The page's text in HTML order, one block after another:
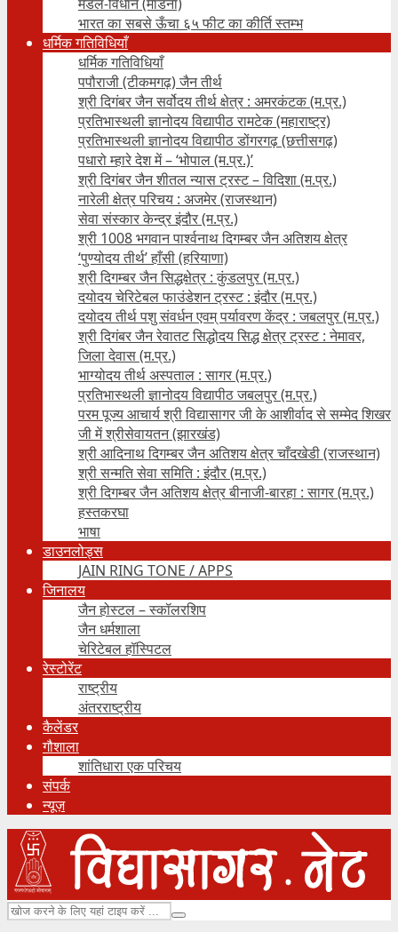
भारत का सबसे ऊँचा ६५ फीट का कीर्ति स्तम्भ
धर्मिक गतिविधियाँ
धर्मिक गतिविधियाँ
पपौराजी (टीकमगढ़) जैन तीर्थ
श्री दिगंबर जैन सर्वोदय तीर्थ क्षेत्र : अमरकंटक (म.प्र.)
प्रतिभास्थली ज्ञानोदय विद्यापीठ रामटेक (महाराष्ट्र)
प्रतिभास्थली ज्ञानोदय विद्यापीठ डोंगरगढ़ (छत्तीसगढ़)
पधारो म्हारे देश में – ‘भोपाल (म.प्र.)’
श्री दिगंबर जैन शीतल न्यास ट्रस्ट – विदिशा (म.प्र.)
नारेली क्षेत्र परिचय : अजमेर (राजस्थान)
सेवा संस्कार केन्द्र इंदौर (म.प्र.)
श्री 1008 भगवान पार्श्वनाथ दिगम्बर जैन अतिशय क्षे‍त्र
‘पुण्योदय तीर्थ’ हाँसी (हरियाणा)
श्री दिगम्बर जैन सिद्धक्षेत्र : कुंडलपुर (म.प्र.)
दयोदय चेरिटेबल फाउंडेशन ट्रस्ट : इंदौर (म.प्र.)
दयोदय तीर्थ पशु संवर्धन एवम्‌ पर्यावरण केंद्र : जबलपुर (म.प्र.)
श्री दिगंबर जैन रेवातट सिद्धोदय सिद्ध क्षेत्र ट्रस्ट : नेमावर,
जिला देवास (म.प्र.)
भाग्योदय तीर्थ अस्पताल : सागर (म.प्र.)
प्रतिभास्थली ज्ञानोदय विद्यापीठ जबलपुर (म.प्र.)
परम पूज्य आचार्य श्री विद्यासागर जी के आशीर्वाद से सम्मेद शिखर
जी में श्रीसेवायतन (झारखंड)
श्री आदिनाथ दिगम्बर जैन अतिशय क्षेत्र चाँदखेडी (राजस्थान)
श्री सन्मति सेवा समिति : इंदौर (म.प्र.)
श्री दिगम्बर जैन अतिशय क्षेत्र बीनाजी-बारहा : सागर (म.प्र.)
हस्तकरघा
भाषा
डाउनलोड्स
JAIN RING TONE / APPS
जिनालय
जैन होस्टल – स्कॉलरशिप
जैन धर्मशाला
चेरिटेबल हॉस्पिटल
रेस्टोरेंट
राष्ट्रीय
अंतरराष्ट्रीय
कैलेंडर
गौशाला
शांतिधारा एक परिचय
संपर्क
न्यूज़